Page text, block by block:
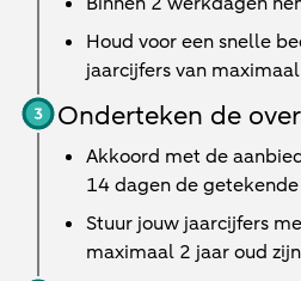
Houd voor een snelle
jaarcijfers van
Onderteken de
Akkoord met de
14 dagen de
Stuur jouw jaarcijfers
maximaal 2 jaar oud